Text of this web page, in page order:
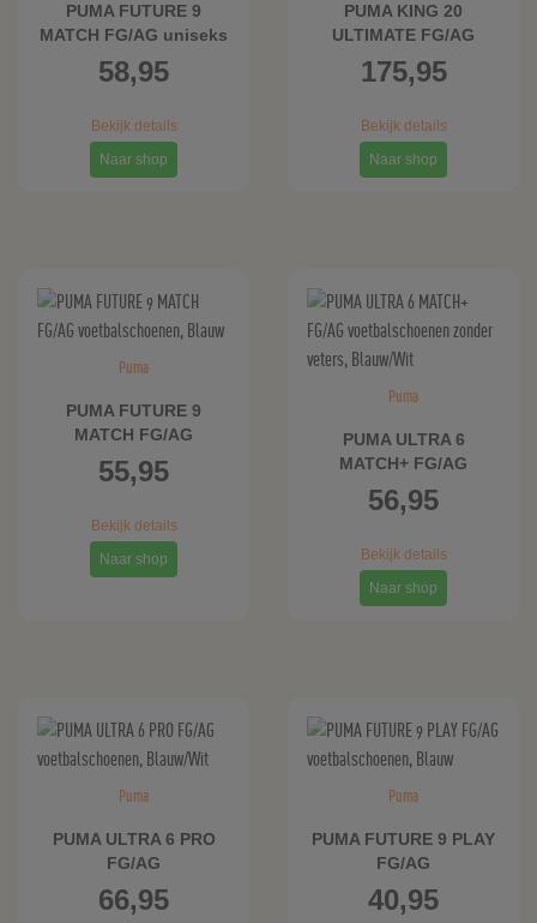
PUMA FUTURE 9
MATCH FG/AG uniseks
voetbalschoenen,
Blauw
58,95
Bekijk details
Naar shop
PUMA KING 20
ULTIMATE FG/AG
uniseks
voetbalschoenen,
175,95
Bekijk details
Naar shop
Puma
PUMA FUTURE 9
MATCH FG/AG
voetbalschoenen,
Blauw
55,95
Bekijk details
Naar shop
Puma
PUMA ULTRA 6
MATCH+ FG/AG
voetbalschoenen
zonder veters,
56,95
Bekijk details
Naar shop
Puma
PUMA ULTRA 6 PRO
FG/AG
voetbalschoenen,
Blauw/Wit
66,95
Puma
PUMA FUTURE 9 PLAY
FG/AG
voetbalschoenen,
Blauw
40,95